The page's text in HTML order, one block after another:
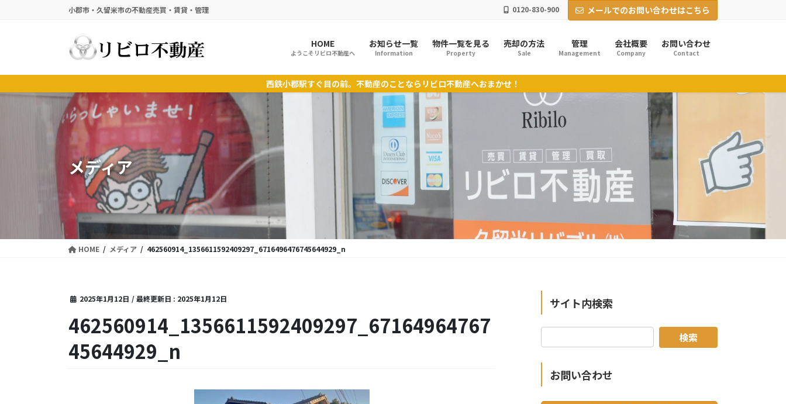
に
移
ョ
ン
小郡市・久留米市の不動産売買・賃貸・管理 0120-830-900 メールでのお問い合わせはこちら
HOME
ようこそリビロ不動産へ
お知らせ一覧
Information
物件一覧を見る
Property
売却の方法
Sale
管理
Management
会社概要
Company
お問い合わせ
Contact
西鉄小郡駅すぐ目の前。不動産のことならリビロ不動産へおまかせ！
メディア
HOME メディア 462560914_1356611592409297_6716496476745644929_n
2025年1月12日 / 最終更新日 : 2025年1月12日
462560914_1356611592409297_67164964767
45644929_n
サイト内検索
お問い合わせ